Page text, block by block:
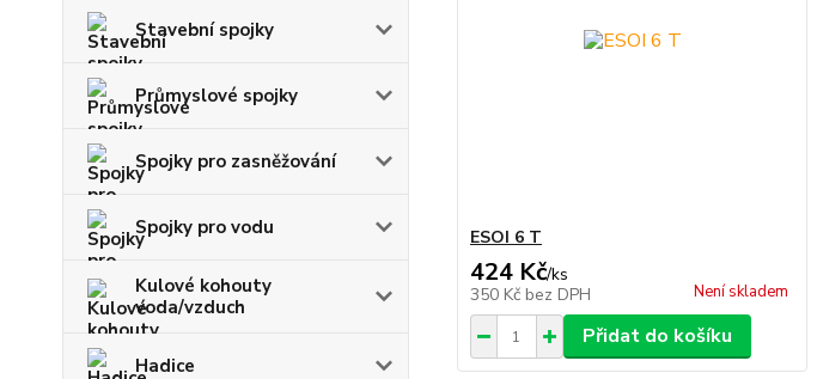
Stavební spojky
Průmyslové spojky
Spojky pro zasněžování
Spojky pro vodu
Kulové kohouty
voda/vzduch
Hadice
ESOI 6 T
424 Kč/ks
350 Kč bez DPH Není skladem
Přidat do košíku